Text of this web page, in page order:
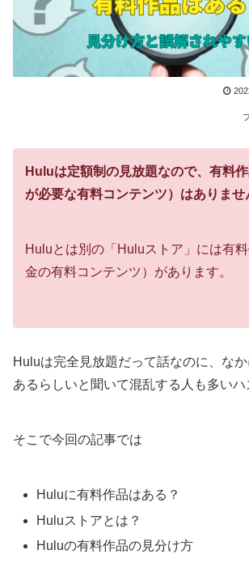
Huluは定額制の見放題なので、有料
が必要な有料コンテンツ）はありませ
Huluとは別の「Huluストア」には有
金の有料コンテンツ）があります。
Huluは完全見放題だって話なのに、な
あるらしいと聞いて混乱する人も多いハ
そこで今回の記事では
Huluに有料作品はある？
Huluストアとは？
Huluの有料作品の見分け方